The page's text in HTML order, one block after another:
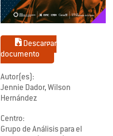
Descargar
documento
Autor(es):
Jennie Dador, Wilson
Hernández
Centro:
Grupo de Análisis para el